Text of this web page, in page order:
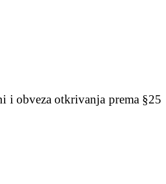
i obveza otkrivanja prema §25